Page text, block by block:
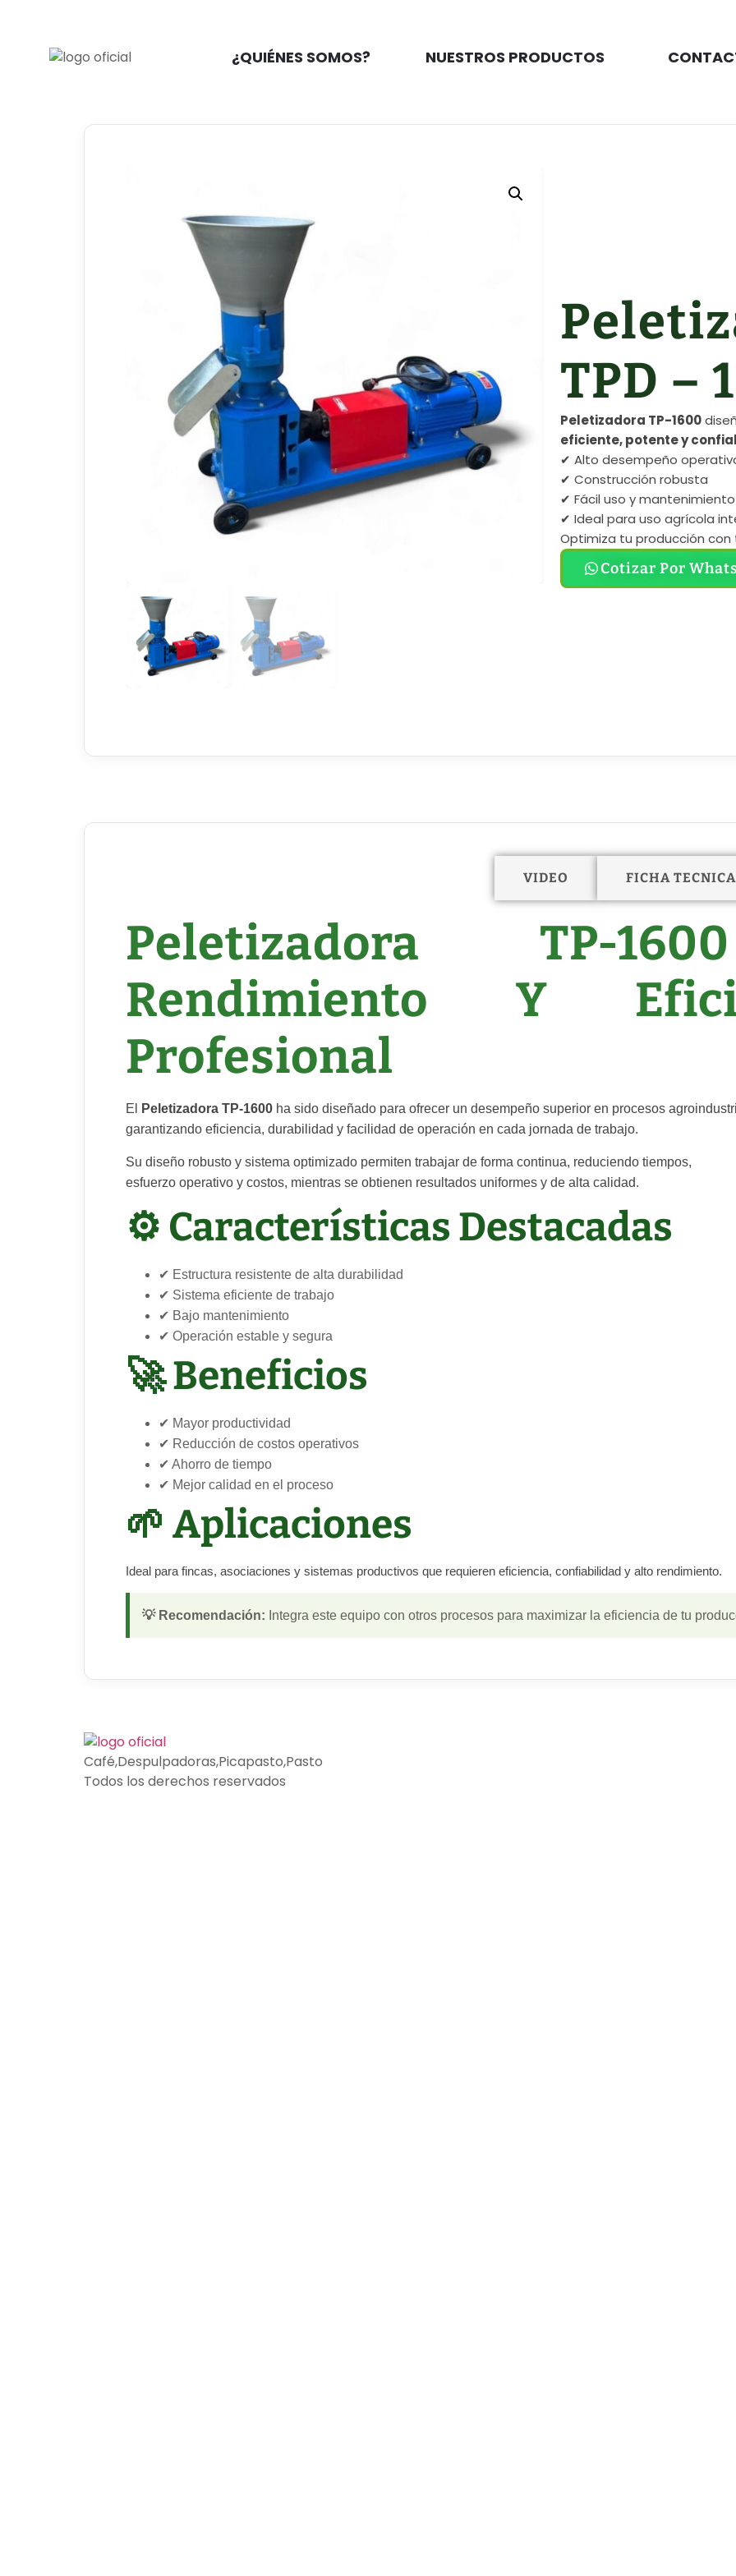
¿QUIÉNES SOMOS? NUESTROS PRODUCTOS
TPD –
Peletizadora TP-1600
eficiente, potente y
✔ Alto desempeño
✔ Construcción robusta
✔ Fácil uso y mantenimiento
✔ Ideal para uso agrícola
Optimiza tu producción
Cotizar Por
VIDEO FICHA TECNICA
Peletizadora TP-
Rendimiento Y
Profesional
El Peletizadora TP-1600 ha sido diseñado para ofrecer un desempeño superior en procesos
garantizando eficiencia, durabilidad y facilidad de operación en cada jornada de trabajo.
Su diseño robusto y sistema optimizado permiten trabajar de forma continua, reduciendo tiempos,
esfuerzo operativo y costos, mientras se obtienen resultados uniformes y de alta calidad.
⚙️ Características Destacadas
✔ Estructura resistente de alta durabilidad
✔ Sistema eficiente de trabajo
✔ Bajo mantenimiento
✔ Operación estable y segura
🚀 Beneficios
✔ Mayor productividad
✔ Reducción de costos operativos
✔ Ahorro de tiempo
✔ Mejor calidad en el proceso
🌱 Aplicaciones
Ideal para fincas, asociaciones y sistemas productivos que requieren eficiencia, confiabilidad y alto rendimiento.
💡 Recomendación: Integra este equipo con otros procesos para maximizar la eficiencia de tu
Café,Despulpadoras,Picapasto,Pasto
Todos los derechos reservados